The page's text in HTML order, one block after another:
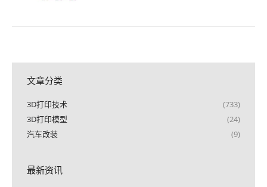
文章分类
3D打印技术
(733)
3D打印模型
(24)
汽车改装
(9)
最新资讯